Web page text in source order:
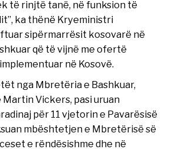
të rinjtë tanë, në funksion të
ka thënë Kryeministri
ftuar sipërmarrësit kosovarë në
që të vijnë me ofertë
në Kosovë.
nga Mbretëria e Bashkuar,
Martin Vickers, pasi uruan
për 11 vjetorin e Pavarësisë
mbështetjen e Mbretërisë së
e rëndësishme dhe në